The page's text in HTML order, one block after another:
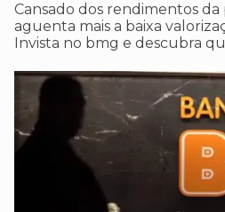
Cansado dos rendimentos
aguenta mais a baixa
Invista no bmg e descubra